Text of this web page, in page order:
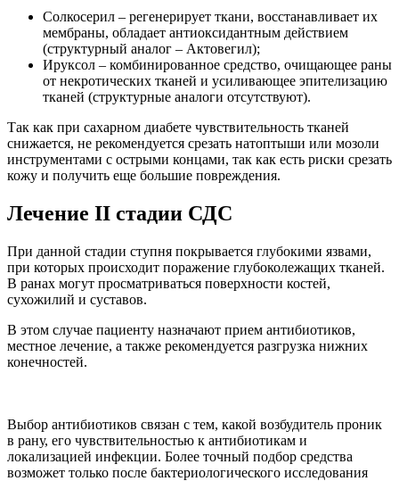
Солкосерил – регенерирует ткани, восстанавливает их
мембраны, обладает антиоксидантным действием
(структурный аналог – Актовегил);
Ируксол – комбинированное средство, очищающее раны
от некротических тканей и усиливающее эпителизацию
тканей (структурные аналоги отсутствуют).
Так как при сахарном диабете чувствительность тканей
снижается, не рекомендуется срезать натоптыши или мозоли
инструментами с острыми концами, так как есть риски срезать
кожу и получить еще большие повреждения.
Лечение II стадии СДС
При данной стадии ступня покрывается глубокими язвами,
при которых происходит поражение глубоколежащих тканей.
В ранах могут просматриваться поверхности костей,
сухожилий и суставов.
В этом случае пациенту назначают прием антибиотиков,
местное лечение, а также рекомендуется разгрузка нижних
конечностей.
Выбор антибиотиков связан с тем, какой возбудитель проник
в рану, его чувствительностью к антибиотикам и
локализацией инфекции. Более точный подбор средства
возможет только после бактериологического исследования